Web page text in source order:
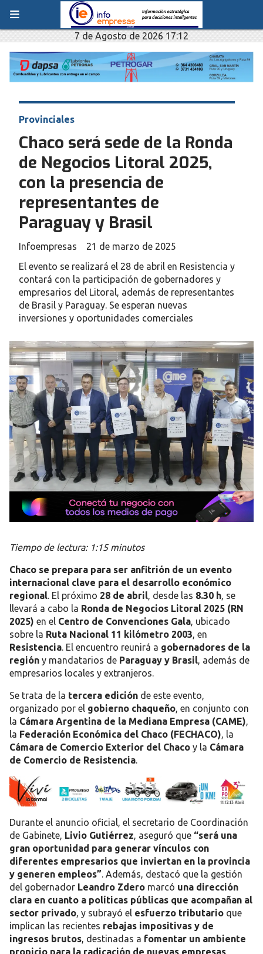
7 de Agosto de 2026 17:12
Chaco será sede de la Ronda
de Negocios Litoral 2025,
con la presencia de
representantes de
Paraguay y Brasil
El evento se realizará el 28 de abril en Resistencia y
contará con la participación de gobernadores y
empresarios del Litoral, además de representantes
de Brasil y Paraguay. Se esperan nuevas
inversiones y oportunidades comerciales
Provinciales
21 de marzo de 2025
Infoempresas
Tiempo de lectura: 1:15 minutos
Chaco se prepara para ser anfitrión de un evento
internacional clave para el desarrollo económico
regional . El próximo 28 de abril , desde las 8.30 h , se
llevará a cabo la Ronda de Negocios Litoral 2025 (RN
2025) en el Centro de Convenciones Gala , ubicado
sobre la Ruta Nacional 11 kilómetro 2003 , en
Resistencia . El encuentro reunirá a gobernadores de la
región y mandatarios de Paraguay y Brasil , además de
empresarios locales y extranjeros.
Se trata de la tercera edición de este evento,
organizado por el gobierno chaqueño , en conjunto con
la Cámara Argentina de la Mediana Empresa (CAME)
la Federación Económica del Chaco (FECHACO) , la
Cámara de Comercio Exterior del Chaco y la Cámara
de Comercio de Resistencia
Durante el anuncio oficial, el secretario de Coordinación
de Gabinete, Livio Gutiérrez , aseguró que “será una
gran oportunidad para generar vínculos con
diferentes empresarios que inviertan en la provincia
y generen empleos” . Además, destacó que la gestión
del gobernador Leandro Zdero marcó una dirección
clara en cuanto a políticas públicas que acompañan al
sector privado , y subrayó el esfuerzo tributario que
implican las recientes rebajas impositivas y de
ingresos brutos , destinadas a fomentar un ambiente
propicio para la radicación de nuevas empresas